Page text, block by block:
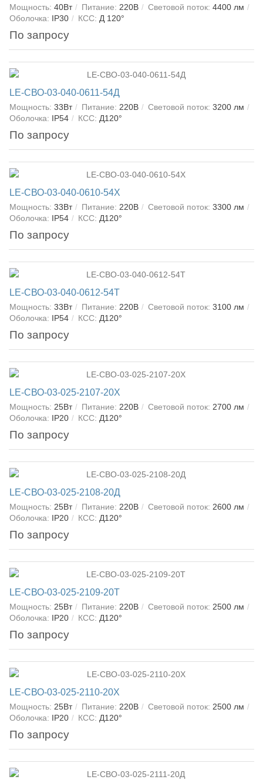
Мощность: 40Вт Питание: 220В Световой поток: 4400 лм
Оболочка: IP30 КСС: Д 120°
По запросу
LE-СВО-03-040-0611-54Д
Мощность: 33Вт Питание: 220В Световой поток: 3200 лм
Оболочка: IP54 КСС: Д120°
По запросу
LE-СВО-03-040-0610-54Х
Мощность: 33Вт Питание: 220В Световой поток: 3300 лм
Оболочка: IP54 КСС: Д120°
По запросу
LE-СВО-03-040-0612-54Т
Мощность: 33Вт Питание: 220В Световой поток: 3100 лм
Оболочка: IP54 КСС: Д120°
По запросу
LE-СВО-03-025-2107-20Х
Мощность: 25Вт Питание: 220В Световой поток: 2700 лм
Оболочка: IP20 КСС: Д120°
По запросу
LE-СВО-03-025-2108-20Д
Мощность: 25Вт Питание: 220В Световой поток: 2600 лм
Оболочка: IP20 КСС: Д120°
По запросу
LE-СВО-03-025-2109-20Т
Мощность: 25Вт Питание: 220В Световой поток: 2500 лм
Оболочка: IP20 КСС: Д120°
По запросу
LE-СВО-03-025-2110-20Х
Мощность: 25Вт Питание: 220В Световой поток: 2500 лм
Оболочка: IP20 КСС: Д120°
По запросу